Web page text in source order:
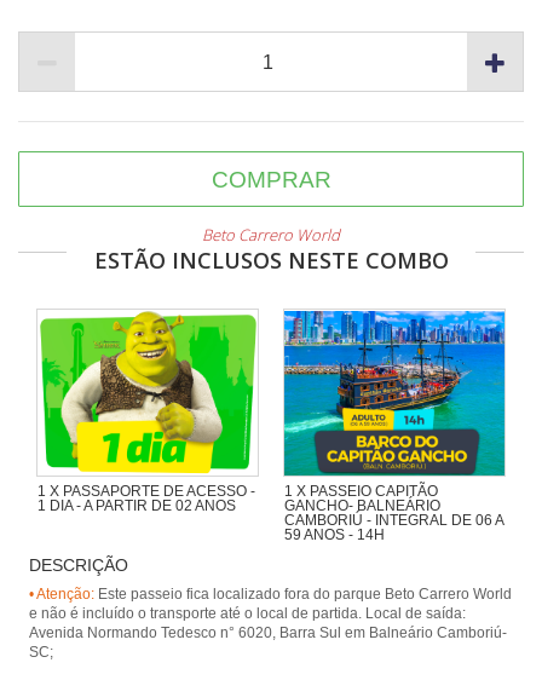
COMPRAR
Beto Carrero World
ESTÃO INCLUSOS NESTE COMBO
1 X PASSAPORTE DE ACESSO -
1 DIA - A PARTIR DE 02 ANOS
1 X PASSEIO CAPITÃO
GANCHO- BALNEÁRIO
CAMBORIÚ - INTEGRAL DE 06 A
59 ANOS - 14H
desembarcando na Praia de
Laranjeiras, com presença animada
de piratas.
DESCRIÇÃO
• Atenção: Este passeio fica localizado fora do parque Beto Carrero World
e não é incluído o transporte até o local de partida. Local de saída:
Avenida Normando Tedesco n° 6020, Barra Sul em Balneário Camboriú-
SC;